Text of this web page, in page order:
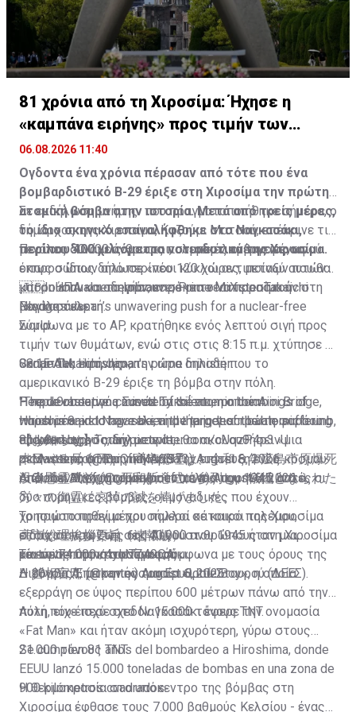
81 χρόνια από τη Χιροσίμα: Ήχησε η
«καμπάνα ειρήνης» προς τιμήν των
θυμάτων
06.08.2026 11:40
Ογδοντα έναχρόνια πέρασαν από τότε που ένα
βομβαρδιστικό B-29 έριξε στη Χιροσίμα την πρώτη
ατομική βόμβα στην ιστορία. Μετά από τρείς μέρες,
το ίδιο σκηνικό επαναλήφθηκε στο Ναγκασάκι,
περίπου 400 χιλιόμετρα νοτιοδυτικά της Χιροσίμα.
Σε εκδήλωση μνήμης που πραγματοποιήθηκε σήμερα, o
δήμαρχος της Χιροσίμα, Καζούμι Ματσού, επέκρινε τις
μεγάλες δυνάμεις για τις πολεμικές ενέργειες, αφού
όπως ο ίδιος δήλωσε «νέοι κύκλοι αντιποίνων που θα
μπορούσαν να οδηγήσουν σε μια νέα Χιροσίμα ή
Ναγκασάκι».
Περίπου 50.000 άνθρωποι, συμπεριλαμβανομένων
εκπροσώπων από περίπου 120 χώρες, μεταξύ αυτών
και οι ΗΠΑ και το Ιράν, επρόκειτο να παραστούν στη
μεγάλη τελετή.
🇯🇵In annual remembrance, Prime Minister Takaichi
Pledges Japan’s unwavering push for a nuclear-free
world
Sanae Takaichi, Japan's prime minister:
"The devastation caused by the atomic bombings of
Hiroshima and Nagasaki, and the indescribable suffering
endured by so many people,…
pic.twitter.com/BpCfhMA6Ba
— Global Brief (@globalbrief_now)August 6, 2026
Σύμφωνα με το AP, κρατήθηκε ενός λεπτού σιγή προς
τιμήν των θυμάτων, ενώ στις στις 8:15 π.μ. χτύπησε η
«καμπάνα ειρήνης», την ώρα δηλαδή που το
αμερικανικό B-29 έριξε τη βόμβα στην πόλη.
08:15 AM, Hiroshima.
People observe a minute of silence on the Aioi Bridge,
which is said to have been the target of the atomic bomb,
81 years ago Today.pic.twitter.com/cUqzP4p3vU
— Massimo (@Rainmaker1973)August 6, 2026
Η πρωθυπουργός Σανάε Τακαΐτσι, η οποία
παρευρέθηκε στην τελετή μνήμης για πρώτη φορά ως
πρωθυπουργός, δήλωσε ότι θα ακολουθήσει «μια
ρεαλιστική στατηγική» για την επίτευξη ενός κόσμου
όπου δεν θα χρησιμοποιούνται πια πυρηνικά όπλα.
【お知らせ】
本日（８月６日）、高市総理は、令和８年広島市原爆死
没者慰霊式並びに平和祈念式に参列し、犠牲となられた
方々の御霊に哀悼の誠を捧げました。
高市総理挨拶要旨（速報版）…
pic.twitter.com/4ylc7Z49QA
— 首相官邸 (@kantei)August 6, 2026
Από τον Αύγουστο μέχρι το τέλος του 1945, αυτές οι
δύο πυρηνικές βόμβες, οι μοναδικές που έχουν
χρησιμοποιηθεί μέχρι σήμερα σε καιρό πολέμου,
στοίχισαν τη ζωή σε 140.000 ανθρώπους στη Χιροσίμα
και σε 74.000 στο Ναγκασάκι.
Το πρώτο πράγμα που πολλοί κάτοικοι της Χιροσίμα
είδαν το πρωί της 6ης Αυγούστου 1945 ήταν μια
«έντονη πύρινη σφαίρα», σύμφωνα με τους όρους της
Διεθνούς Επιτροπής του Ερυθρού Σταυρού (ΔΕΕΣ).
Το εύρος της καταστροφής
Η βόμβα Α, με την ονομασία «Little Boy», η οποία
εξερράγη σε ύψος περίπου 600 μέτρων πάνω από την
πόλη, είχε ισχύ σχεδόν 15.000 τόνους TNT.
Αυτή που έπεσε στο Ναγκασάκι έφερε την ονομασία
«Fat Man» και ήταν ακόμη ισχυρότερη, γύρω στους
21.000 τόνους TNT.
Se cumplen 81 años del bombardeo a Hiroshima, donde
EEUU lanzó 15.000 toneladas de bombas en una zona de
900 kilómetros cuadrados.
Η θερμοκρασία στο υπόκεντρο της βόμβας στη
Χιροσίμα έφθασε τους 7.000 βαθμούς Κελσίου - ένας